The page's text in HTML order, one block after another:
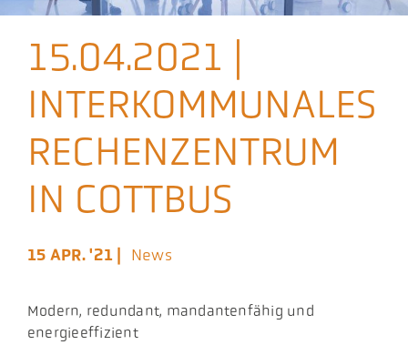
Presse
Aktuelles
Podcast
15.04.2021 |
INTERKOMMUNALES
RECHENZENTRUM
IN COTTBUS
15 APR. '21 | News
Modern, redundant, mandantenfähig und
energieeffizient